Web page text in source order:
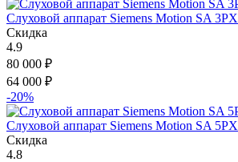
Слуховой аппарат Siemens Motion SA 3PX
Скидка
4.9
80 000 ₽
64 000 ₽
-20%
Слуховой аппарат Siemens Motion SA 5PX
Скидка
4.8